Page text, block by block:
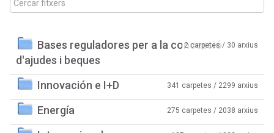
Bases reguladores per a la concessió
d'ajudes i beques
2 carpetes / 30 arxius
Innovación e I+D 341 carpetes / 2299 arxius
Energía 275 carpetes / 2038 arxius